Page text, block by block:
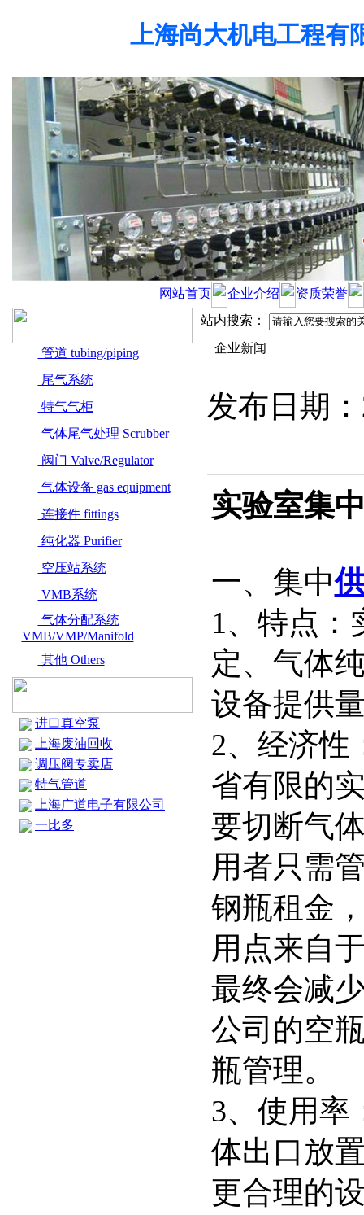
上海尚大机电工程有
网站首页 企业介绍 资质荣誉
管道 tubing/piping
尾气系统
特气气柜
气体尾气处理 Scrubber
阀门 Valve/Regulator
气体设备 gas equipment
连接件 fittings
纯化器 Purifier
空压站系统
VMB系统
气体分配系统
VMB/VMP/Manifold
其他 Others
进口真空泵
上海废油回收
调压阀专卖店
特气管道
上海广道电子有限公司
一比多
站内搜索：
企业新闻
发布日期
实验室集
一、集中
1、特点：
定、气体
设备提供
2、经济性
省有限的
要切断气
用者只需
钢瓶租金
用点来自
最终会减
公司的空
瓶管理。
3、使用率
体出口放
更合理的